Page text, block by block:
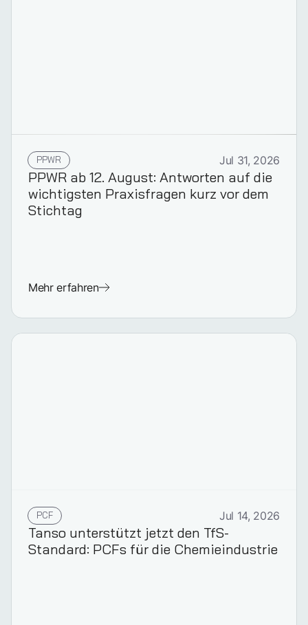
PPWR Jul 31, 2026
PPWR ab 12. August: Antworten auf die
wichtigsten Praxisfragen kurz vor dem
Stichtag
Mehr erfahren
PCF Jul 14, 2026
Tanso unterstützt jetzt den TfS-
Standard: PCFs für die Chemieindustrie